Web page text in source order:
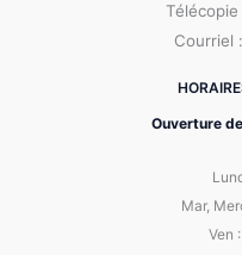
Courriel :
Ouverture
Mar,
Ven